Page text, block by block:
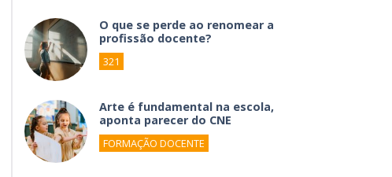
O que se perde ao renomear a
profissão docente?
321
Arte é fundamental na escola,
aponta parecer do CNE
FORMAÇÃO DOCENTE